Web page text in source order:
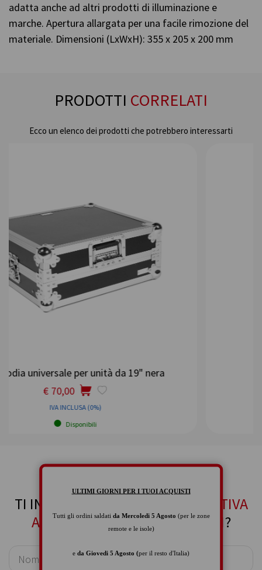
adatta anche ad altri prodotti di illuminazione e
marche. Apertura allargata per una facile rimozione del
materiale. Dimensioni (LxWxH): 355 x 205 x 200 mm
PRODOTTI CORRELATI
Ecco un elenco dei prodotti che potrebbero interessarti
Pro Case per Fuze Wash Z350
TI INTERESSA
CUSTODIA PROTETTIVA
ASC-AC-126 35,5 X 20,5 X 20 CM ?
ULTIMI GIORNI PER I TUOI ACQUISTI
Tutti gli ordini saldati da Mercoledi 5 Agosto (per le zone
remote e le isole)
e da Giovedi 5 Agosto (per il resto d'Italia)